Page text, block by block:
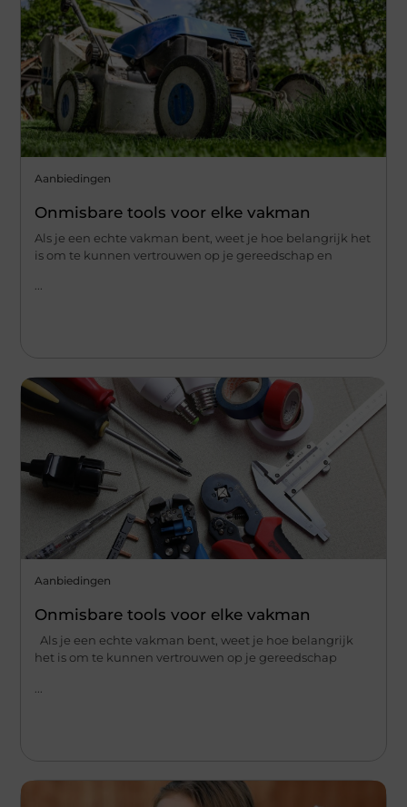
Aanbiedingen
Onmisbare tools voor elke vakman
Als je een echte vakman bent, weet je hoe belangrijk het
is om te kunnen vertrouwen op je gereedschap en
...
Aanbiedingen
Onmisbare tools voor elke vakman
Als je een echte vakman bent, weet je hoe belangrijk
het is om te kunnen vertrouwen op je gereedschap